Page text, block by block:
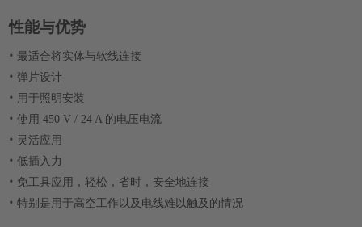
性能与优势
•最适合将实体与软线连接
• 弹片设计
• 用于照明安装
•使用 450 V / 24 A 的电压电流
• 灵活应用
•低插入力
• 免工具应用，轻松，省时，安全地连接
•特别是用于高空工作以及电线难以触及的情况